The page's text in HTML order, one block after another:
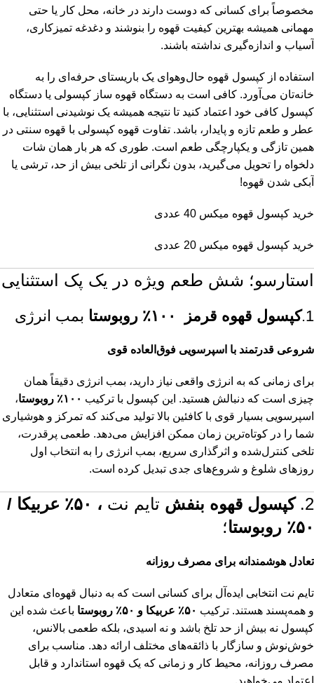
مخصوصاً برای کسانی که دوست دارند در خانه، محل کار یا حتی
مهمانی همیشه بهترین کیفیت قهوه را بنوشند و دغدغه تمیزکاری،
آسیاب و اندازه‌گیری نداشته باشند.
استفاده از کپسول قهوه حال‌وهوای یک باریستای حرفه‌ای را به
خانه‌تان می‌آورد. کافی است به دستگاه قهوه ساز کپسولی یا دستگاه
کپسول کافی خود اعتماد کنید تا نتیجه همیشه یک نوشیدنی استثنایی، با
عطر و طعم تازه و پایدار، باشد. تفاوت قهوه کپسولی با قهوه سنتی در
همین تازگی و یکپارچگی طعم است. طوری که هر بار همان شات
دلخواه را تحویل می‌گیرید، بدون نگرانی از تلخی بیش از حد، ترشی یا
آبکی شدن قهوه!
خرید کپسول قهوه میکس 40 عددی
خرید کپسول قهوه میکس 20 عددی
استارسو؛ شش طعم ویژه در یک پک استثنایی
1. کپسول قهوه قرمز بمب انرژی
شروعی قدرتمند با اسپرسویی فوق‌العاده قوی
برای زمانی که به انرژی واقعی نیاز دارید، بمب انرژی دقیقاً همان
چیزی است که دنبالش هستید. این کپسول با ترکیب ۱۰۰٪ روبوستا
،
اسپرسویی بسیار قوی با کافئین بالا تولید می‌کند که تمرکز و هوشیاری
شما را در کوتاه‌ترین زمان ممکن افزایش می‌دهد. طعمی پرقدرت،
تلخی کنترل‌شده و اثرگذاری سریع، بمب انرژی را به انتخاب اول
روزهای شلوغ و شروع‌های جدی تبدیل کرده است.
2. کپسول قهوه بنفش تایم نت
، ۵۰٪ عربیکا /
۵۰٪ روبوستا
؛
تعادل هوشمندانه برای مصرف روزانه
تایم نت انتخابی ایده‌آل برای کسانی است که به دنبال قهوه‌ای متعادل
و همه‌پسند هستند. ترکیب ۵۰٪ عربیکا و ۵۰٪ روبوستا
باعث شده این
کپسول نه بیش از حد تلخ باشد و نه اسیدی، بلکه طعمی بالانس،
خوش‌نوش و سازگار با ذائقه‌های مختلف ارائه دهد. مناسب برای
مصرف روزانه، محیط کار و زمانی که یک قهوه استاندارد و قابل
اعتماد می‌خواهید.